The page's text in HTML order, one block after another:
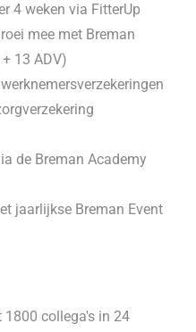
4 weken via FitterUp
mee met Breman
13 ADV)
de Breman Academy
jaarlijkse Breman Event
collega's in 24